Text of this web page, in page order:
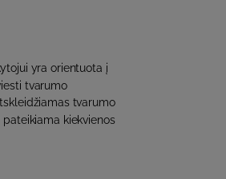
yra orientuota į
tvarumo
tvarumo
kiekvienos